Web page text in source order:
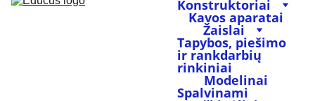
Konstruktoriai
Kavos aparatai
Žaislai
Tapybos, piešimo
ir rankdarbių
rinkiniai
Modelinai
Spalvinami